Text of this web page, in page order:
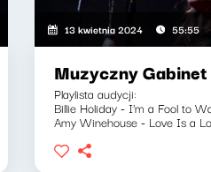
13 kwietnia 2024 55:55
Muzyczny
Playlista audycji:
Billie Holiday - I'm a Fool to
Amy Winehouse - Love Is a